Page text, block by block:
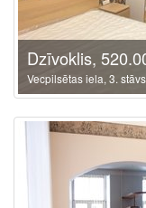
Dzīvoklis,
Vecpilsētas iela, 3.